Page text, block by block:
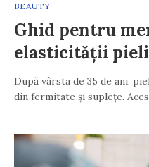
BEAUTY
Ghid pentru
elasticității
După vârsta de 35 de ani,
din fermitate și suplețe.